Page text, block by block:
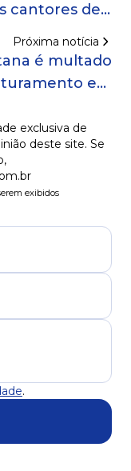
cantores de
Próxima notícia
é multado
em
exclusiva de
deste site. Se
exibidos
.